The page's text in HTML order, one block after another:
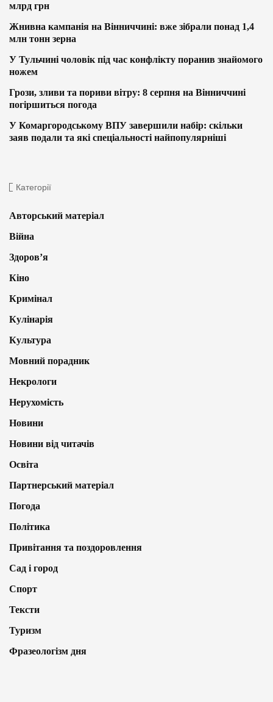
млрд грн
Жнивна кампанія на Вінниччині: вже зібрали понад 1,4
млн тонн зерна
У Тульчині чоловік під час конфлікту поранив знайомого
ножем
Грози, зливи та пориви вітру: 8 серпня на Вінниччині
погіршиться погода
У Комаргородському ВПУ завершили набір: скільки
заяв подали та які спеціальності найпопулярніші
Категорії
Авторський матеріал
Війна
Здоров’я
Кіно
Кримінал
Кулінарія
Культура
Мовний порадник
Некрологи
Нерухомість
Новини
Новини від читачів
Освіта
Партнерський матеріал
Погода
Політика
Привітання та поздоровлення
Сад і город
Спорт
Тексти
Туризм
Фразеологізм дня